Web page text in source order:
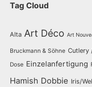
Tag Cloud
Alta Art Déco Art
Bruckmann & Söhne Cutlery
Dose Einzelanfertigung
Hamish Dobbie Iris/